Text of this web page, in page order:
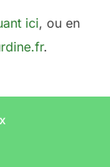
ici, ou en
.